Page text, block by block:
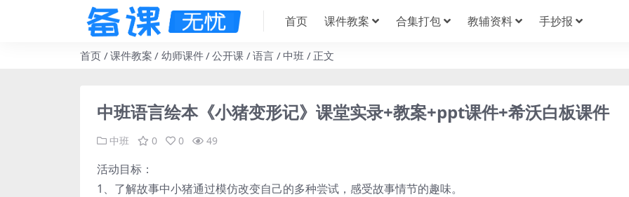
首页 课件教案 合集打包 教辅资料 手抄报
首页 课件教案 幼师课件 公开课 语言 中班 正文
中班语言绘本《小猪变形记》课堂实录+教案+ppt课件+希沃白板课件
中班 0 0 49
活动目标：
1、了解故事中小猪通过模仿改变自己的多种尝试，感受故事情节的趣味。